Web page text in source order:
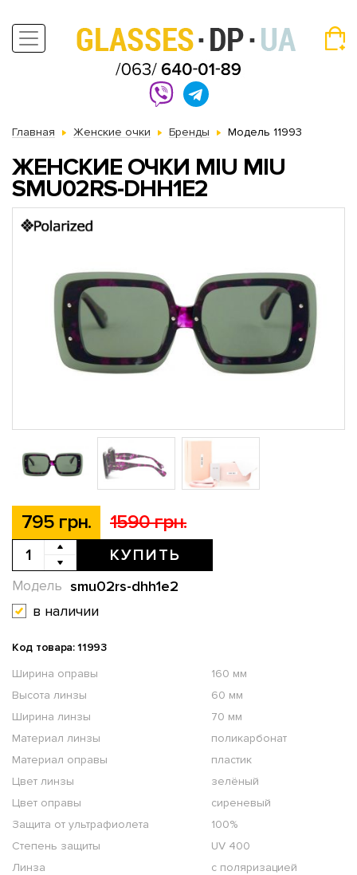
Главная Женские очки Бренды Модель 11993
ЖЕНСКИЕ ОЧКИ MIU MIU
SMU02RS-DHH1E2
795 грн. 1590 грн.
КУПИТЬ
smu02rs-dhh1e2
Модель
в наличии
Код товара: 11993
Ширина оправы
160 мм
Высота линзы
60 мм
Ширина линзы
70 мм
Материал линзы
поликарбонат
Материал оправы
пластик
Цвет линзы
зелёный
Цвет оправы
сиреневый
Защита от ультрафиолета
100%
Степень защиты
UV 400
Линза
с поляризацией